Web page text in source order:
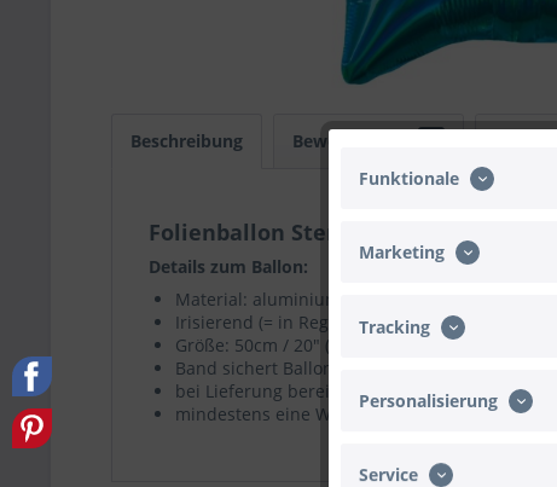
Beschreibung Bewertungen
Folienballon Stern, Irisierend Türkis
Details zum Ballon:
Material: aluminiumbeschichtete Nylon-Folie
Irisierend (= in Regenbogenfarben schimmernd)
Größe: 50cm / 20" (mit Helium etwas kleiner)
Band sichert Ballon vor dem Wegfliegen
bei Lieferung bereits heliumgefüllt
mindestens eine Woche Schwebezeit
Funktionale
Marketing
Tracking
Personalisierung
Service